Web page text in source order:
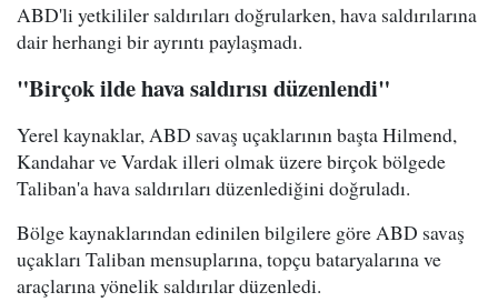
ABD'li yetkililer saldırıları doğrularken, hava saldırılarına
dair herhangi bir ayrıntı paylaşmadı.
"Birçok ilde hava saldırısı düzenlendi"
Yerel kaynaklar, ABD savaş uçaklarının başta Hilmend,
Kandahar ve Vardak illeri olmak üzere birçok bölgede
Taliban'a hava saldırıları düzenlediğini doğruladı.
Bölge kaynaklarından edinilen bilgilere göre ABD savaş
uçakları Taliban mensuplarına, topçu bataryalarına ve
araçlarına yönelik saldırılar düzenledi.